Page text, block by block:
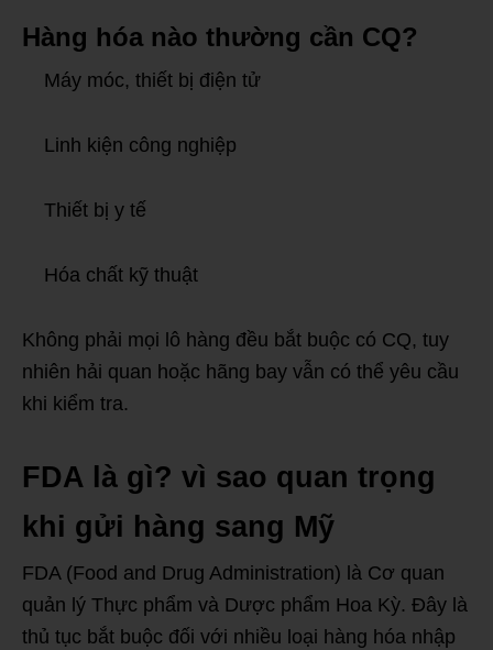
Hàng hóa nào thường cần CQ?
Máy móc, thiết bị điện tử
Linh kiện công nghiệp
Thiết bị y tế
Hóa chất kỹ thuật
Không phải mọi lô hàng đều bắt buộc có CQ, tuy
nhiên hải quan hoặc hãng bay vẫn có thể yêu cầu
khi kiểm tra.
FDA là gì? vì sao quan trọng
khi gửi hàng sang Mỹ
FDA (Food and Drug Administration) là Cơ quan
quản lý Thực phẩm và Dược phẩm Hoa Kỳ. Đây là
thủ tục bắt buộc đối với nhiều loại hàng hóa nhập